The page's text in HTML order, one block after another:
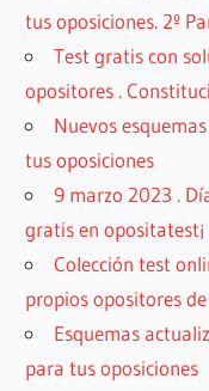
tus oposiciones. 2º
Test gratis con
opositores .
Nuevos
tus oposiciones
9 marzo 2023 .
gratis en opositatest¡
Colección test
propios opositores
Esquemas
para tus oposiciones